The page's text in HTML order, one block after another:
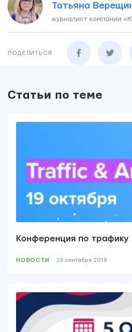
Татьяна
журналист компании
ПОДЕЛИТЬСЯ
Статьи по теме
Конференция по трафику
НОВОСТИ 23 сентября 2019